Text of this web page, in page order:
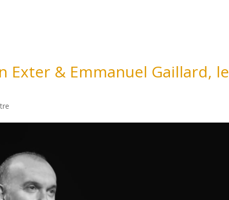
Exter & Emmanuel Gaillard, le